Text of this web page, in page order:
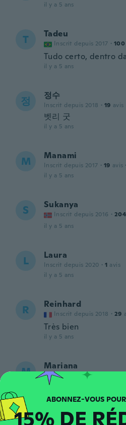
il y a 5 ans
T Tadeu
Inscrit depuis 2017 · 100
Tudo certo, dentro
il y a 5 ans
정 정수
Inscrit depuis 2018 · 19 avis
벳리 굿
il y a 5 ans
M Manami
Inscrit depuis 2017 · 19 avis ·
il y a 5 ans
S Sukanya
Inscrit depuis 2016 · 204
il y a 5 ans
L Laura
Inscrit depuis 2020 · 1 avis
il y a 5 ans
R Reinhard
Inscrit depuis 2018 · 29
Très bien
il y a 5 ans
M Mariana
Inscrit depuis 2015
il y a 5 ans
嗣 嗣美
15% DE